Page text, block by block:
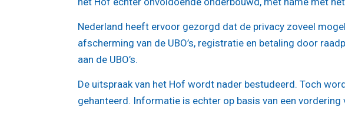
Nederland heeft ervoor gezorgd dat de privacy zoveel
afscherming van de UBO’s, registratie en betaling door
aan de UBO’s.
De uitspraak van het Hof wordt nader bestudeerd. Toch
gehanteerd. Informatie is echter op basis van een